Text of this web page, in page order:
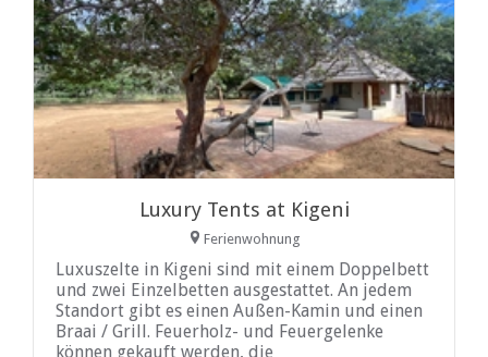
Luxury Tents at Kigeni
Ferienwohnung
Luxuszelte in Kigeni sind mit einem Doppelbett
und zwei Einzelbetten ausgestattet. An jedem
Standort gibt es einen Außen-Kamin und einen
Braai / Grill. Feuerholz- und Feuergelenke
können gekauft werden, die